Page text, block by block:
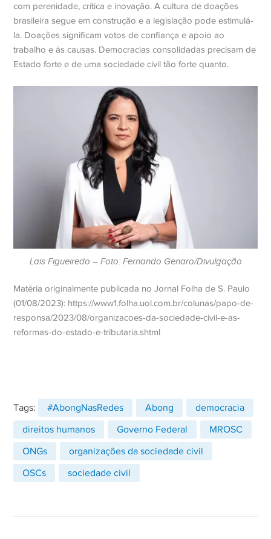
com perenidade, crítica e inovação. A cultura de doações
brasileira segue em construção e a legislação pode estimulá-
la. Doações significam votos de confiança e apoio ao
trabalho e às causas. Democracias consolidadas precisam de
Estado forte e de uma sociedade civil tão forte quanto.
Lais Figueiredo – Foto: Fernando Genaro/Divulgação
Matéria originalmente publicada no Jornal Folha de S. Paulo
(01/08/2023): https://www1.folha.uol.com.br/colunas/papo-de-
responsa/2023/08/organizacoes-da-sociedade-civil-e-as-
reformas-do-estado-e-tributaria.shtml
Tags: #AbongNasRedes Abong
democracia
direitos humanos
Governo Federal
MROSC
ONGs
organizações da sociedade civil
OSCs
sociedade civil